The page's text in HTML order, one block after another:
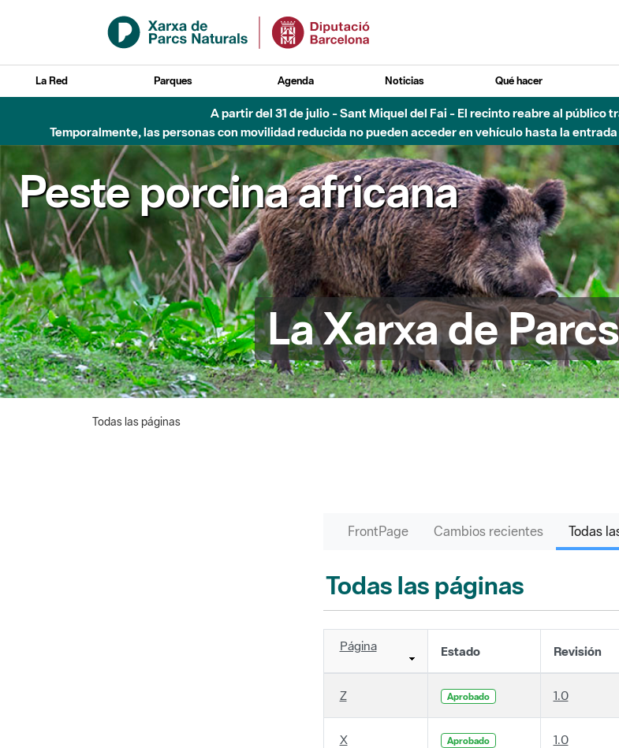
Saltar al contenido principal
La Red Parques Agenda Noticias Qué hacer
A partir del 31 de julio - Sant Miquel del Fai - El recinto reabre al público
Temporalmente, las personas con movilidad reducida no pueden acceder en vehículo hasta la
Peste porcina africana
La Xarxa de
Todas las páginas
FrontPage Cambios recientes Todas
Todas las páginas
Página Estado Revisión
Z Aprobado 1.0
X Aprobado 1.0